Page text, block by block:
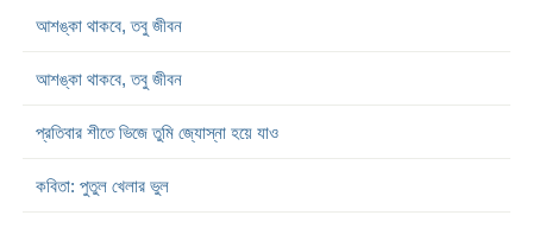
আশঙ্কা থাকবে, তবু জীবন
আশঙ্কা থাকবে, তবু জীবন
প্রতিবার শীতে ভিজে তুমি জ্যোস্না হয়ে যাও
কবিতা: পুতুল খেলার ভুল